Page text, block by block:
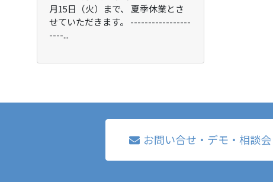
月15日（火）まで、 夏季休業とさ
せていただきます。 -----------------
----...
お問い合せ・デモ・相談会